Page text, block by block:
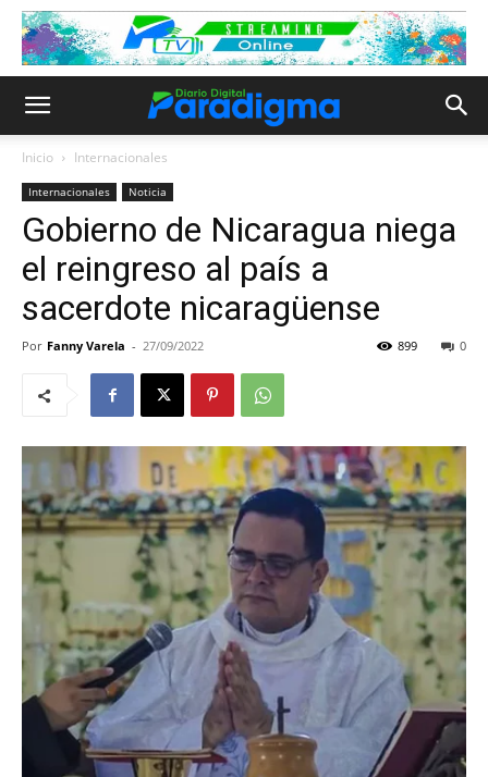
Inicio Internacionales
Internacionales Noticia
Gobierno de Nicaragua niega
el reingreso al país a
sacerdote nicaragüense
Por Fanny Varela - 27/09/2022 0
899